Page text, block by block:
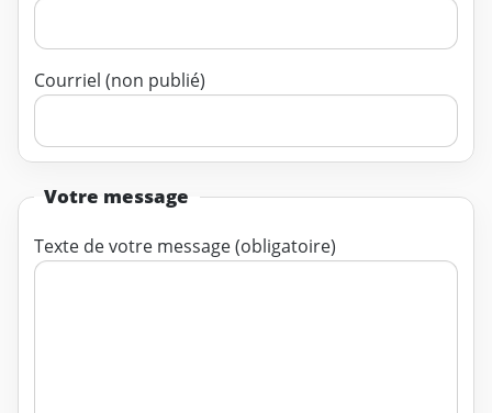
Courriel (non publié)
Votre message
Texte de votre message (obligatoire)